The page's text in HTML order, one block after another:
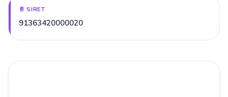
📄 SIRET
91363420000020